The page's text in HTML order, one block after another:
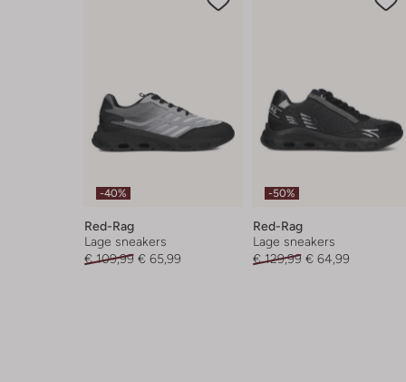
-40%
Red-Rag
Lage sneakers
€ 109,99 € 65,99
-50%
Red-Rag
Lage sneakers
€ 129,99 € 64,99